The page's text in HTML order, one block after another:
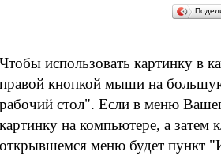
Чтобы использовать картинку в
правой кнопкой мыши на
рабочий стол". Если в меню
картинку на компьютере, а затем
открывшемся меню будет пункт